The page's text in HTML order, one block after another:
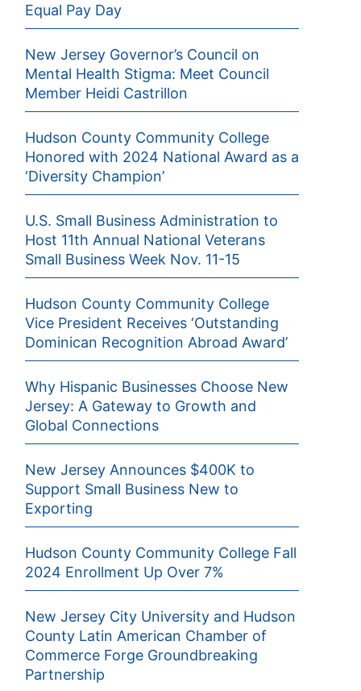
Equal Pay Day
New Jersey Governor’s Council on
Mental Health Stigma: Meet Council
Member Heidi Castrillon
Hudson County Community College
Honored with 2024 National Award as a
‘Diversity Champion’
U.S. Small Business Administration to
Host 11th Annual National Veterans
Small Business Week Nov. 11-15
Hudson County Community College
Vice President Receives ‘Outstanding
Dominican Recognition Abroad Award’
Why Hispanic Businesses Choose New
Jersey: A Gateway to Growth and
Global Connections
New Jersey Announces $400K to
Support Small Business New to
Exporting
Hudson County Community College Fall
2024 Enrollment Up Over 7%
New Jersey City University and Hudson
County Latin American Chamber of
Commerce Forge Groundbreaking
Partnership